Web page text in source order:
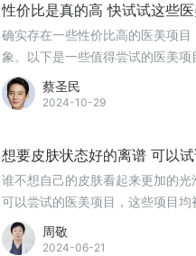
性价比是真的高 快试试这些
确实存在一些性价比高的医美项
象。以下是一些值得尝试的医美项
蔡圣民
2024-10-29
想要皮肤状态好的离谱 可以
谁不想自己的皮肤看起来更加的
可以尝试的医美项目，这些项目
周敬
2024-06-21